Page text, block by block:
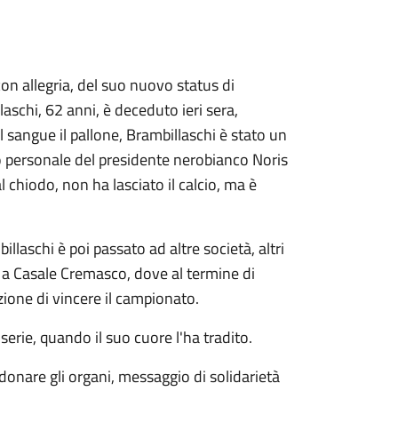
allegria, del suo nuovo status di
62 anni, è deceduto ieri sera,
il pallone, Brambillaschi è stato un
del presidente nerobianco Noris
non ha lasciato il calcio, ma è
è poi passato ad altre società, altri
Cremasco, dove al termine di
di vincere il campionato.
quando il suo cuore l'ha tradito.
gli organi, messaggio di solidarietà